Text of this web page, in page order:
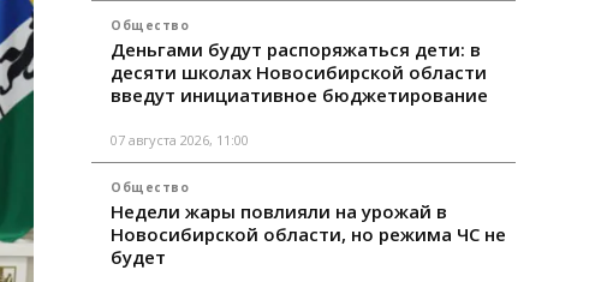
Общество
Деньгами будут распоряжаться дети: в
десяти школах Новосибирской области
введут инициативное бюджетирование
07 августа 2026, 11:00
Общество
Недели жары повлияли на урожай в
Новосибирской области, но режима ЧС не
будет